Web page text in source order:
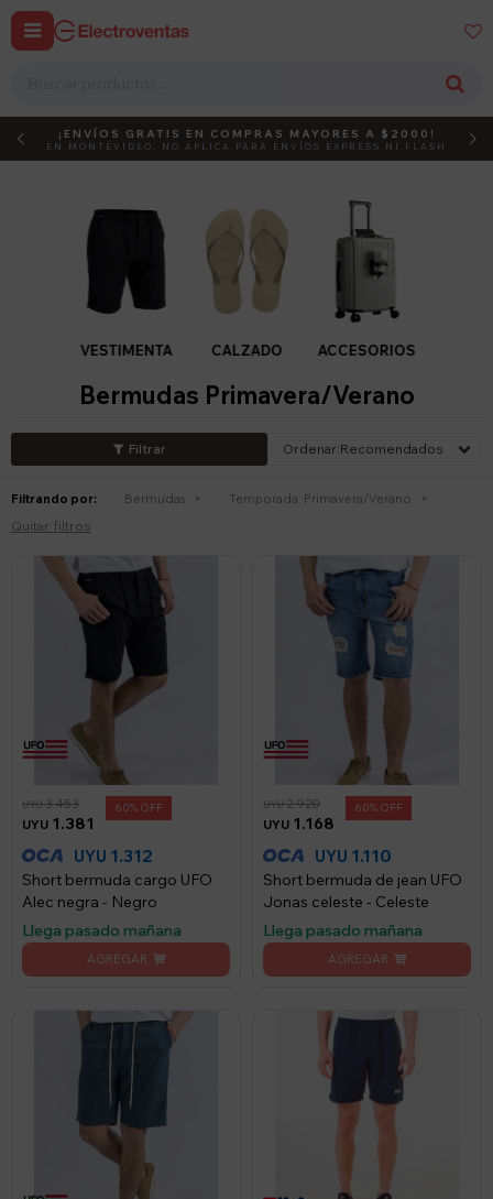
 
DEBUT ACTIVÁ EL CÓDIGO
¡ENVÍOS GRATIS EN COMPRAS MAYORES A $2000!
EN MONTEVIDEO, NO APLICA PARA ENVÍOS EXPRESS NI FLASH
VESTIMENTA CALZADO ACCESORIOS
Bermudas Primavera/Verano
Recomendados
Filtrando por: Bermudas Temporada: Primavera/Verano
Quitar filtros
UYU 1.381
UYU3.453 60
UYU 1.312
Short bermuda cargo UFO
Alec negra - Negro
Llega pasado mañana
UYU 1.168
UYU2.920 60
UYU 1.110
Short bermuda de jean UFO
Jonas celeste - Celeste
Llega pasado mañana